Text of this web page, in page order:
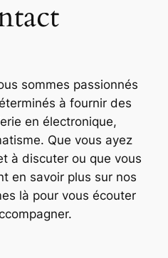
sommes passionnés
à fournir des
en électronique,
Que vous ayez
à discuter ou que vous
en savoir plus sur nos
là pour vous écouter